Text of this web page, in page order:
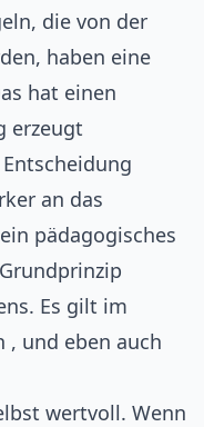
die von der
haben eine
hat einen
erzeugt
an das
pädagogisches
Es gilt im
, und eben auch
wertvoll. Wenn